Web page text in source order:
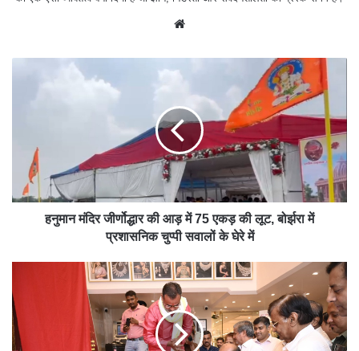
e
हनुमान मंदिर जीर्णोद्धार की आड़ में 75 एकड़ की लूट, बोर्झरा में
प्रशासनिक चुप्पी सवालों के घेरे में